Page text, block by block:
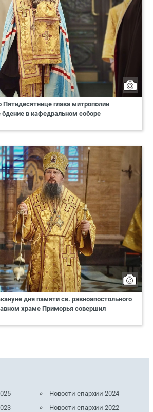
Пятидесятнице глава митрополии
в кафедральном соборе
дня памяти св. равноапостольного
храме Приморья совершил
Новости епархии 2024
Новости епархии 2022